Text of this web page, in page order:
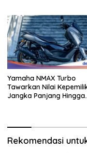
Yamaha NMAX Turbo
Tawarkan Nilai
Jangka Panjang Hingga
Rekomendasi